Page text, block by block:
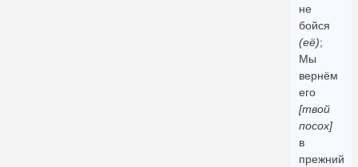
не
бойся
(её);
Мы
вернём
его
[твой
посох]
в
прежний